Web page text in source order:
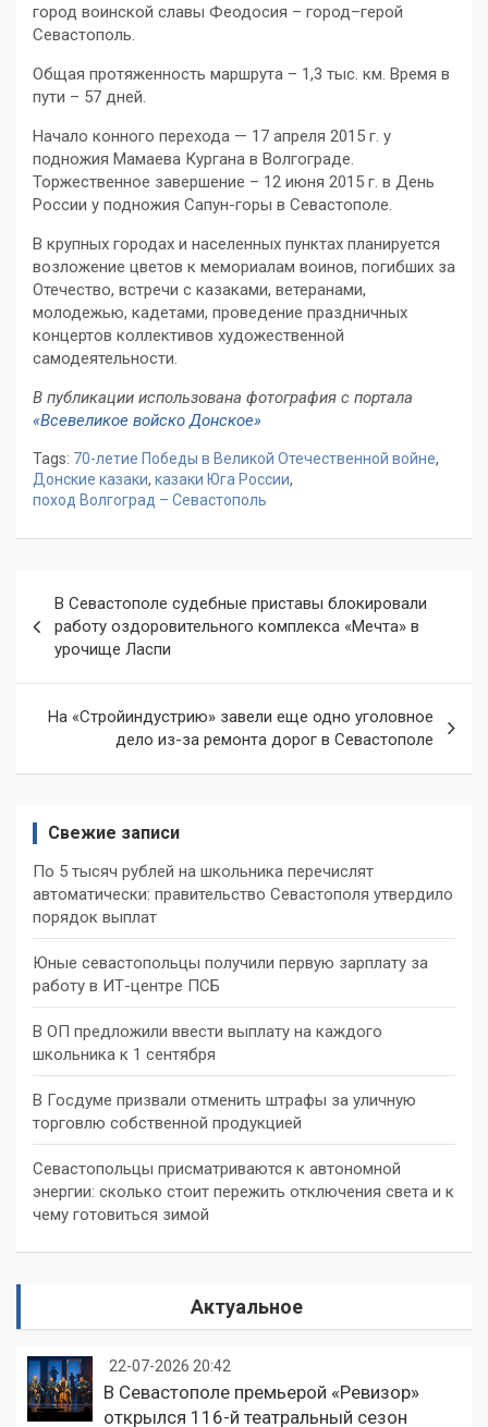
город воинской славы Феодосия – город–герой
Севастополь.
Общая протяженность маршрута – 1,3 тыс. км. Время в
пути – 57 дней.
Начало конного перехода — 17 апреля 2015 г. у
подножия Мамаева Кургана в Волгограде.
Торжественное завершение – 12 июня 2015 г. в День
России у подножия Сапун-горы в Севастополе.
В крупных городах и населенных пунктах планируется
возложение цветов к мемориалам воинов, погибших за
Отечество, встречи с казаками, ветеранами,
молодежью, кадетами, проведение праздничных
концертов коллективов художественной
самодеятельности.
В публикации использована фотография с портала
«Всевеликое войско Донское»
Tags: 70-летие Победы в Великой Отечественной войне,
Донские казаки, казаки Юга России,
поход Волгоград – Севастополь
по
записям
В Севастополе судебные приставы блокировали
работу оздоровительного комплекса «Мечта» в
урочище Ласпи
На «Стройиндустрию» завели еще одно уголовное
дело из-за ремонта дорог в Севастополе
Свежие записи
По 5 тысяч рублей на школьника перечислят
автоматически: правительство Севастополя утвердило
порядок выплат
Юные севастопольцы получили первую зарплату за
работу в ИТ-центре ПСБ
В ОП предложили ввести выплату на каждого
школьника к 1 сентября
В Госдуме призвали отменить штрафы за уличную
торговлю собственной продукцией
Севастопольцы присматриваются к автономной
энергии: сколько стоит пережить отключения света и к
чему готовиться зимой
Актуальное
22-07-2026 20:42
В Севастополе премьерой «Ревизор»
открылся 116-й театральный сезон